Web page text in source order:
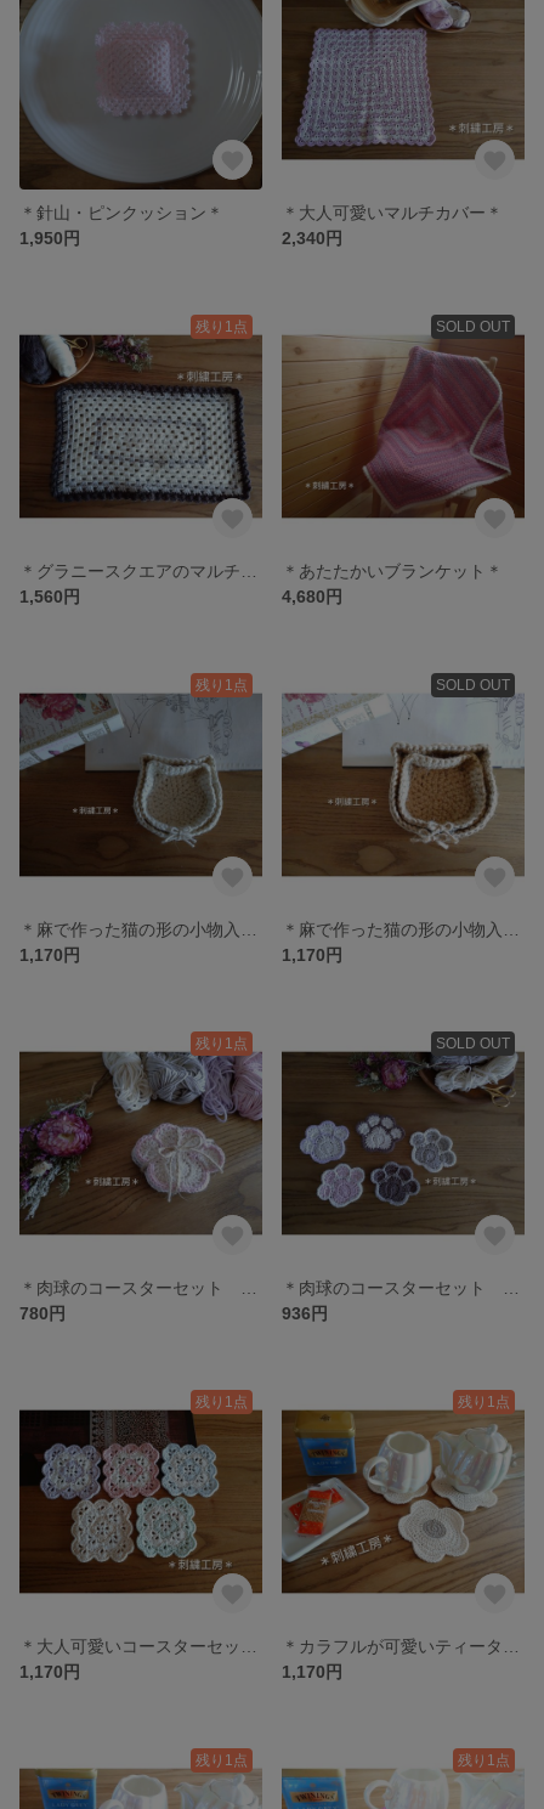
＊針山・ピンクッション＊
1,950円
＊大人可愛いマルチカバー＊
2,340円
残り1点
1,560円
SOLD OUT
＊あたたかいブランケット＊
4,680円
残り1点
1,170円
SOLD OUT
1,170円
残り1点
780円
SOLD OUT
936円
残り1点
1,170円
残り1点
1,170円
残り1点 残り1点